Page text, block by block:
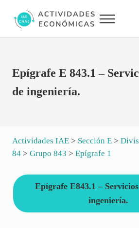
Actividades Económicas
Menu
Epígrafe E 843.1 –
de ingeniería.
Actividades IAE> Sección E>
84> Grupo 843 > Epígrafe 1
Epígrafe E843.1 –
ingeniería.